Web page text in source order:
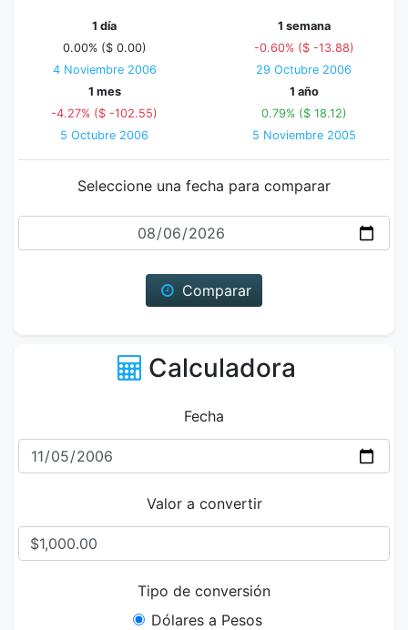
1 día
0.00% ($ 0.00)
4 Noviembre 2006
1 semana
-0.60% ($ -13.88)
29 Octubre 2006
1 mes
-4.27% ($ -102.55)
5 Octubre 2006
1 año
0.79% ($ 18.12)
5 Noviembre 2005
Seleccione una fecha para comparar
Fecha
Comparar
Calculadora
Fecha
Valor a convertir
Tipo de conversión
Dólares a Pesos